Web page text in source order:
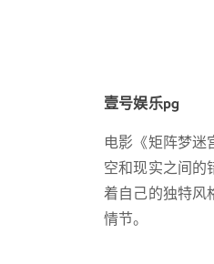
壹号娱乐pg
电影《矩阵梦迷
空和现实之间
着自己的独特风
情节。